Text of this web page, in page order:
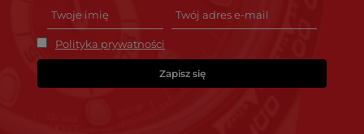
Polityka prywatności
Zapisz się